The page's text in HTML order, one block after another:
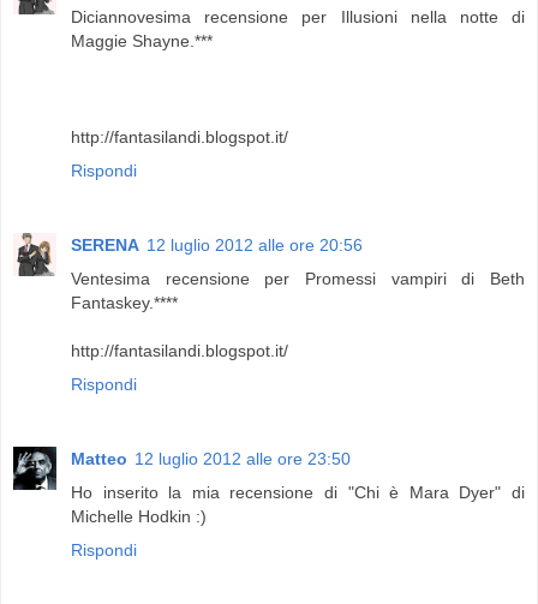
Diciannovesima recensione per Illusioni nella notte di
Maggie Shayne.***
http://fantasilandi.blogspot.it/
Rispondi
SERENA 12 luglio 2012 alle ore 20:56
Ventesima recensione per Promessi vampiri di Beth
Fantaskey.****
http://fantasilandi.blogspot.it/
Rispondi
Matteo 12 luglio 2012 alle ore 23:50
Ho inserito la mia recensione di "Chi è Mara Dyer" di
Michelle Hodkin :)
Rispondi